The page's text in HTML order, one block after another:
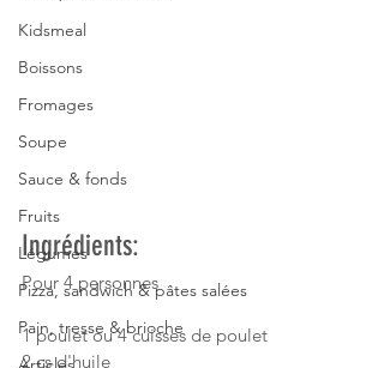
Kidsmeal
Boissons
Fromages
Soupe
Sauce & fonds
Fruits
Légumes
Pizza, sandwich & pâtes salées
Pain, tresse & brioche
Ingrédients:
Pour 4 personnes
1 poulet ou 4 cuisses de poulet
2 cs d'huile